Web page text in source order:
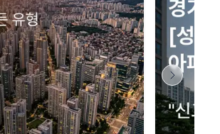
네이버 지도 연결 안내
결이 원활하지 않아 지도를 불러올 수 없습니다.
이용에 불편을 드려 죄송합니다.
다시 시도